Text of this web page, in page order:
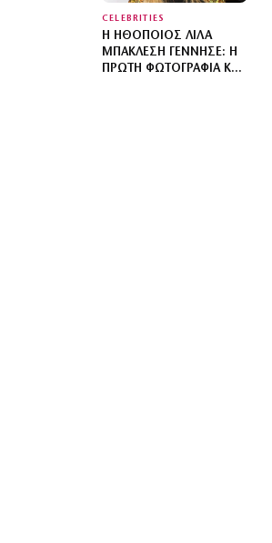
CELEBRITIES
Η ΗΘΟΠΟΙΌΣ ΛΊΛΑ
ΜΠΑΚΛΈΣΗ ΓΈΝΝΗΣΕ: Η
ΠΡΏΤΗ ΦΩΤΟΓΡΑΦΊΑ ΚΑΙ